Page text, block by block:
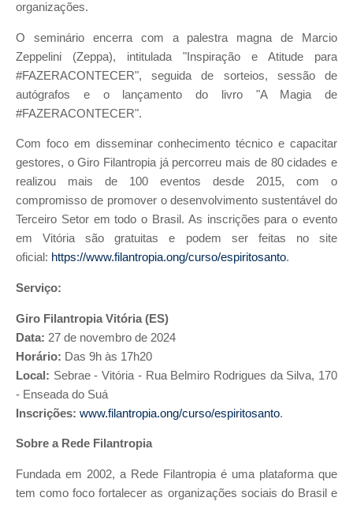
organizações.
O seminário encerra com a palestra magna de Marcio
Zeppelini (Zeppa), intitulada "Inspiração e Atitude para
#FAZERACONTECER", seguida de sorteios, sessão de
autógrafos e o lançamento do livro "A Magia de
#FAZERACONTECER".
Com foco em disseminar conhecimento técnico e capacitar
gestores, o Giro Filantropia já percorreu mais de 80 cidades e
realizou mais de 100 eventos desde 2015, com o
compromisso de promover o desenvolvimento sustentável do
Terceiro Setor em todo o Brasil. As inscrições para o evento
em Vitória são gratuitas e podem ser feitas no site
oficial: https://www.filantropia.ong/curso/espiritosanto.
Serviço:
Giro Filantropia Vitória (ES)
Data: 27 de novembro de 2024
Horário: Das 9h às 17h20
Local: Sebrae - Vitória - Rua Belmiro Rodrigues da Silva, 170
- Enseada do Suá
Inscrições: www.filantropia.ong/curso/espiritosanto.
Sobre a Rede Filantropia
Fundada em 2002, a Rede Filantropia é uma plataforma que
tem como foco fortalecer as organizações sociais do Brasil e